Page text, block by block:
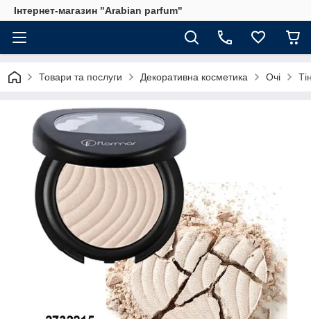
Інтернет-магазин "Arabian parfum"
Товари та послуги Декоративна косметика Очі